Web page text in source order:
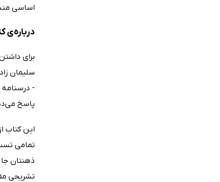
اساسی
درباره‌ی کتاب
برای
- درسنامه
پاسخ
این کتاب
تمامی
ذهنتان
تشریحی